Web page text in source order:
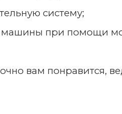
систему;
при помощи
вам понравится,